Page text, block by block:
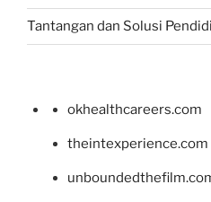
Tantangan dan Solusi
okhealthcareers.com
theintexperience.com